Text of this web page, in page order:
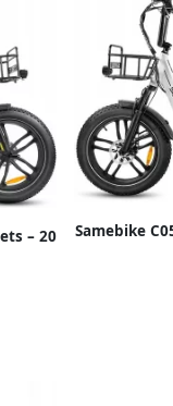
– 20
–
Samebike
Accu 70km